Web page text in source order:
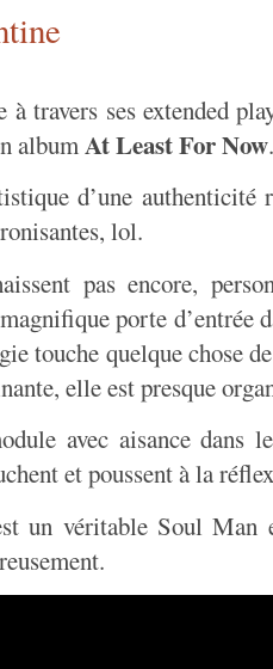
à travers ses extended
albumAt Least For Now.
d’une authenticité
lol.
pas encore,
porte d’entrée
touche quelque chose
elle est presque
avec aisance dans
et poussent à la
un véritable Soul